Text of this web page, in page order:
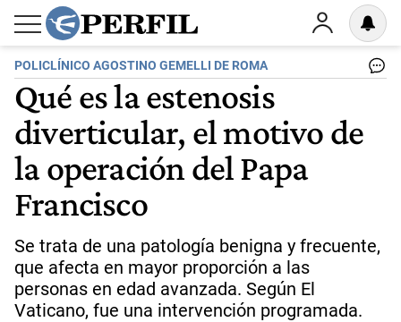
POLICLÍNICO AGOSTINO GEMELLI DE ROMA
Qué es la estenosis
diverticular, el motivo de
la operación del Papa
Francisco
Se trata de una patología benigna y frecuente,
que afecta en mayor proporción a las
personas en edad avanzada. Según El
Vaticano, fue una intervención programada.